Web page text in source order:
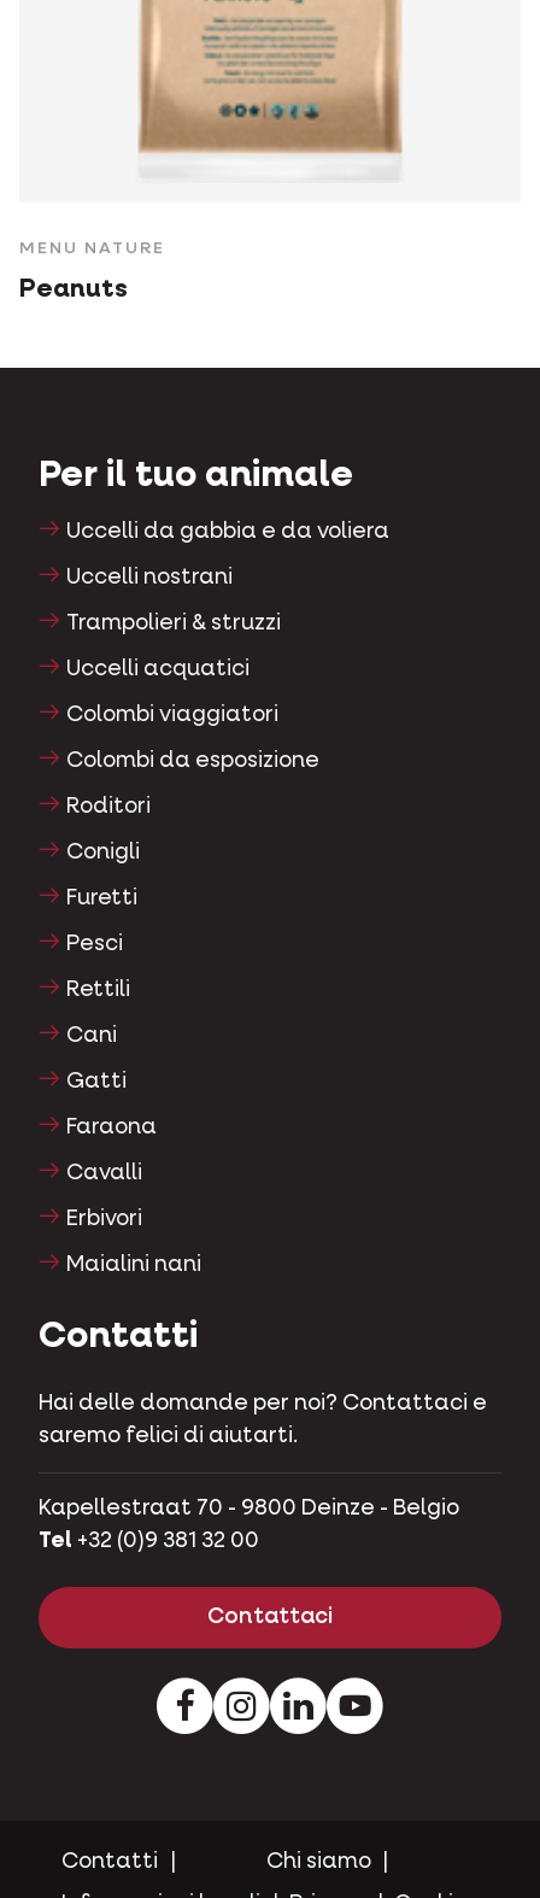
MENU NATURE
Peanuts
Per il tuo animale
Uccelli da gabbia e da voliera
Uccelli nostrani
Trampolieri & struzzi
Uccelli acquatici
Colombi viaggiatori
Colombi da esposizione
Roditori
Conigli
Furetti
Pesci
Rettili
Cani
Gatti
Faraona
Cavalli
Erbivori
Maialini nani
Contatti
Hai delle domande per noi? Contattaci e
saremo felici di aiutarti.
Kapellestraat 70 - 9800 Deinze - Belgio
Tel +32 (0)9 381 32 00
Contattaci
FacebookInstagramLinkedInYoutube
Contatti
Chi siamo